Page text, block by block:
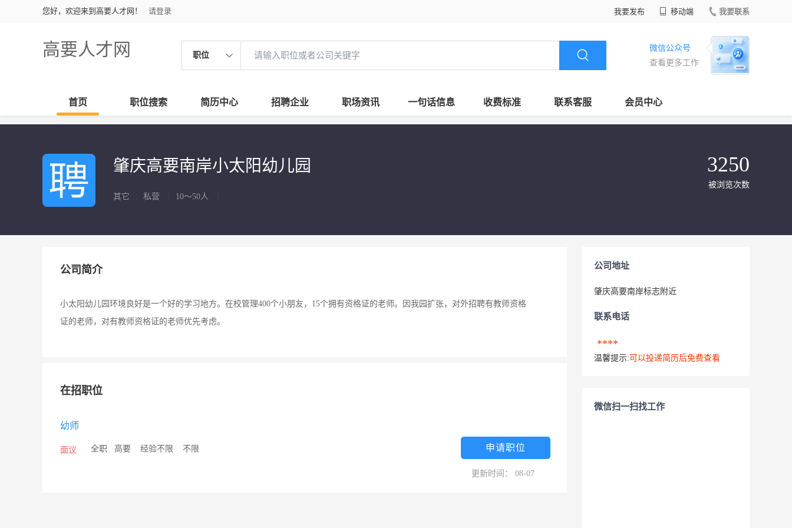
您好，欢迎来到高要人才网！ 请登录 我要发布 移动端 我要联系
高要人才网 职位
微信公众号
查看更多工作
首页 职位搜索 简历中心 招聘企业 职场资讯 一句话信息 收费标准 联系客服 会员中心
肇庆高要南岸小太阳幼儿园
其它 私营 10～50人
3250
被浏览次数
公司简介
小太阳幼儿园环境良好是一个好的学习地方。在校管理400个小朋友，15个拥有资格证的老师。因我园扩张，对外招聘有教师资格
证的老师，对有教师资格证的老师优先考虑。
在招职位
幼师
面议 全职 高要 经验不限 不限 申请职位
更新时间： 08-07
公司地址
肇庆高要南岸标志附近
联系电话
****
温馨提示: 可以投递简历后免费查看
微信扫一扫找工作